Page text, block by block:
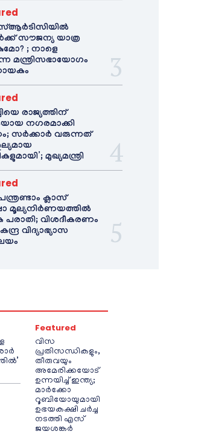
സൗജന്യ യാത്ര
; നാളെ
മന്ത്രിസഭായോഗം
രാജ്യത്തിന്
നഗരമാക്കി
സർക്കാർ വരുന്നത്
മുഖ്യമന്ത്രി
ക്ലാസ്
മൂല്യനിർണയത്തിൽ
പരാതി; വിശദീകരണം
വിദ്യാഭ്യാസ
Featured
വിസ
പ്രതിസന്ധികളും,
തീരുവയും
അമേരിക്കയോട്
ഉന്നയിച്ച് ഇന്ത്യ;
മാർക്കോ
റൂബിയോയുമായി
ഉഭയകക്ഷി ചർച്ച
നടത്തി എസ്
ജയശങ്കർ